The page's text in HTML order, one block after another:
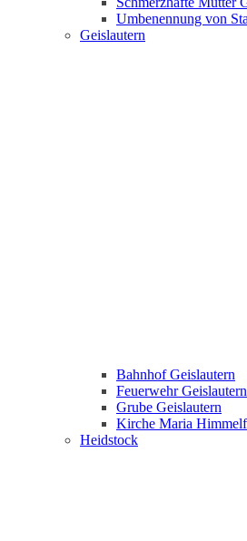
Umbenennung von
Geislautern
Bahnhof Geislautern
Feuerwehr Geislautern
Grube Geislautern
Kirche Maria
Heidstock